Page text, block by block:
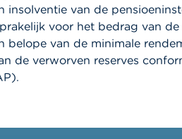
van de
voor het bedrag van
belope van de minimale
de verworven reserves